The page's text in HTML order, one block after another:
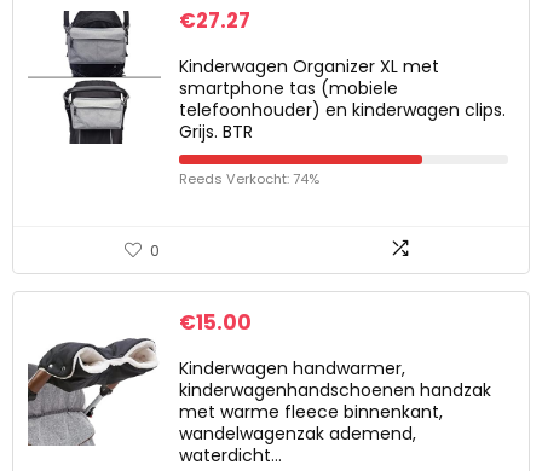
€27.27
Kinderwagen Organizer XL met
smartphone tas (mobiele
telefoonhouder) en kinderwagen clips.
Grijs. BTR
Reeds Verkocht: 74%
0
€15.00
Kinderwagen handwarmer,
kinderwagenhandschoenen handzak
met warme fleece binnenkant,
wandelwagenzak ademend,
waterdicht…